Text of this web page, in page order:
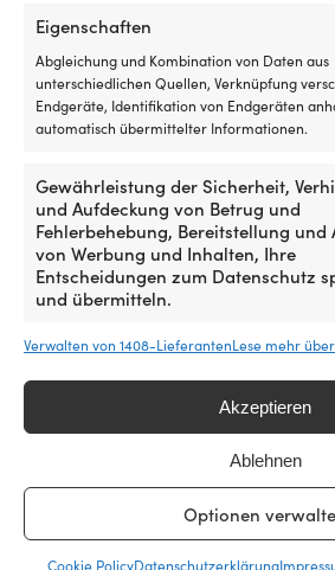
Eigenschaften
Abgleichung und Kombination von Daten aus
unterschiedlichen Quellen, Verknüpfung
Endgeräte, Identifikation von Endgeräten
automatisch übermittelter Informationen.
Gewährleistung der Sicherheit,
und Aufdeckung von Betrug und
Fehlerbehebung, Bereitstellung und
von Werbung und Inhalten, Ihre
Entscheidungen zum Datenschutz
und übermitteln.
Verwalten von 1408-LieferantenLese mehr
Akzeptieren
Ablehnen
Optionen
Cookie PolicyDatenschutzerklärung
UVP 199,99€
Preis
war:
199,99 €
ist:
189,99 €.
Segeljacke Helly Hansen Crew
war:
Preis
ist:
149,99 €.
Damen
UVP